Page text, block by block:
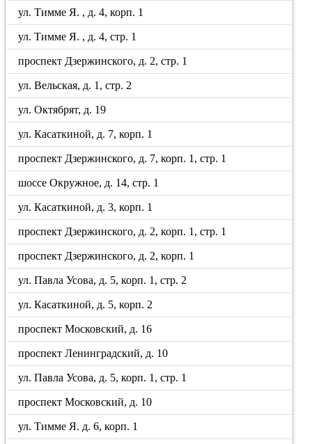
ул. Тимме Я. , д. 4, корп. 1
ул. Тимме Я. , д. 4, стр. 1
проспект Дзержинского, д. 2, стр. 1
ул. Вельская, д. 1, стр. 2
ул. Октябрят, д. 19
ул. Касаткиной, д. 7, корп. 1
проспект Дзержинского, д. 7, корп. 1, стр. 1
шоссе Окружное, д. 14, стр. 1
ул. Касаткиной, д. 3, корп. 1
проспект Дзержинского, д. 2, корп. 1, стр. 1
проспект Дзержинского, д. 2, корп. 1
ул. Павла Усова, д. 5, корп. 1, стр. 2
ул. Касаткиной, д. 5, корп. 2
проспект Московский, д. 16
проспект Ленинградский, д. 10
ул. Павла Усова, д. 5, корп. 1, стр. 1
проспект Московский, д. 10
ул. Тимме Я. д. 6, корп. 1